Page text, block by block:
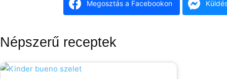
Megosztás a Facebookon
Népszerű receptek